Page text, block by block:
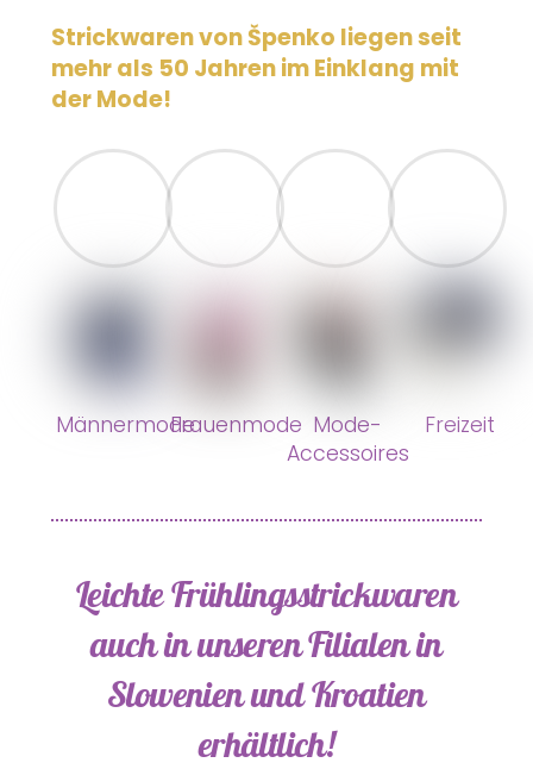
Strickwaren von Špenko liegen seit
mehr als 50 Jahren im Einklang mit
der Mode!
MännermodeFrauenmode Mode-
Accessoires
Freizeit
Leichte Frühlingsstrickwaren
auch in unseren Filialen in
Slowenien und Kroatien
erhältlich!